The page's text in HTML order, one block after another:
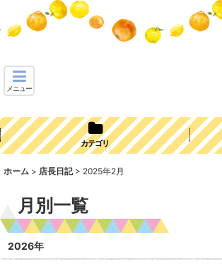
メニュー
カテゴリ
ホーム > 店長日記 > 2025年2月
月別一覧
2026年